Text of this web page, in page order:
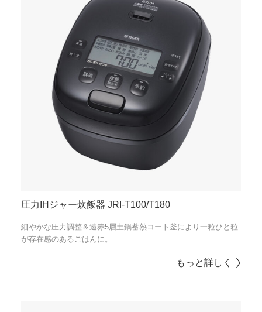
圧力IHジャー炊飯器 JRI-T100/T180
細やかな圧力調整＆遠赤5層土鍋蓄熱コート釜により一粒ひと粒
が存在感のあるごはんに。
もっと詳しく